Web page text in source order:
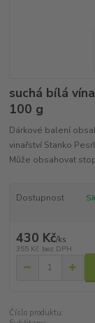
suchá bílá
100 g
Dárkové balení
vinařství Stanko
Může obsahovat
Dostupnost
430 Kč/ks
355 Kč bez DPH
Číslo produktu: